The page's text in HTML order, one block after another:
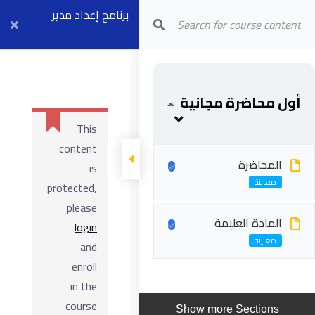
Arab Center for Arbitration
برنامج إعداد مدير
عقود الفيديك
٤) بث مباشر ٧
أول محاضرة مجانية
المحاضرة
المادة العليمة
Show more Sections
This
content
is
protected,
please
login
and
enroll
in the
course